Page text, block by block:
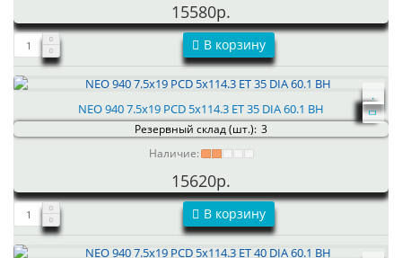
15580р.
В корзину
NEO 940 7.5x19 PCD 5x114.3 ET 35 DIA 60.1 BH
Резервный склад (шт.): 3
Наличие:
15620р.
В корзину